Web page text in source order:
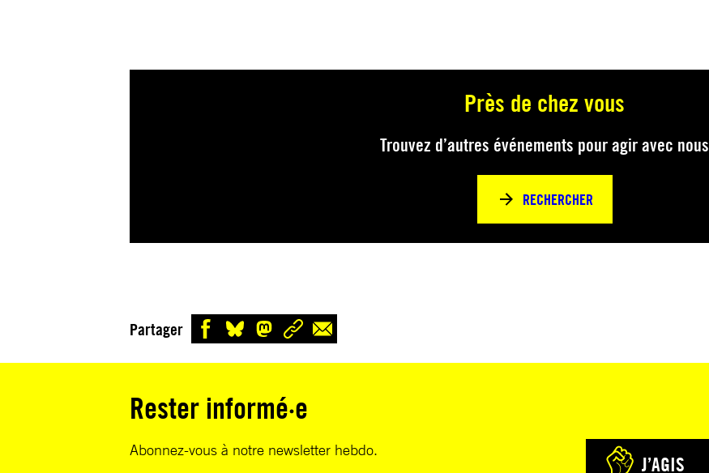
Près de chez vous
Trouvez d’autres événements pour agir avec nous
RECHERCHER
Partager
Rester informé·e
Abonnez-vous à notre newsletter hebdo.
J’AGIS